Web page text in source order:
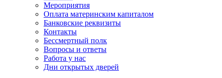
Мероприятия
Оплата материнским капиталом
Банковские реквизиты
Контакты
Бессмертный полк
Вопросы и ответы
Работа у нас
Дни открытых дверей